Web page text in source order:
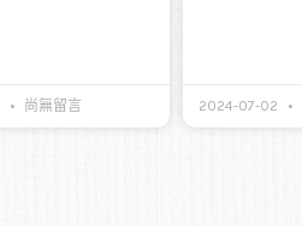
尚無留言 2024-07-02